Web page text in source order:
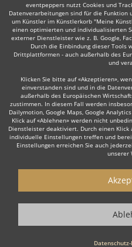
eventpeppers nutzt Cookies und
Datenverarbeitungen sind für die Funktion
um Künstler im Künstlerkorb "Meine
einen optimierten und individualisierten
externer Dienstleister wie z. B. Google,
Durch die Einbindung dieser Tools
Drittplattformen - auch außerhalb des
und
Klicken Sie bitte auf «Akzeptieren»,
einverstanden sind und in die
außerhalb des Europäischen
zustimmen. In diesem Fall werden
Dailymotion, Google Maps, Google
Klick auf «Ablehnen» werden nicht
Dienstleister deaktiviert. Durch einen Klick
individuelle Einstellungen treffen und
Einstellungen erreichen Sie auch
unserer